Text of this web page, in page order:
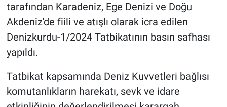
tarafından Karadeniz, Ege Denizi ve Doğu
Akdeniz'de fiili ve atışlı olarak icra edilen
Denizkurdu-1/2024 Tatbikatının basın safhası
yapıldı.
Tatbikat kapsamında Deniz Kuvvetleri bağlısı
komutanlıkların harekatı, sevk ve idare